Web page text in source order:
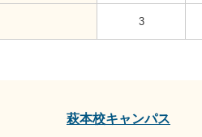
3
萩本校キャンパス